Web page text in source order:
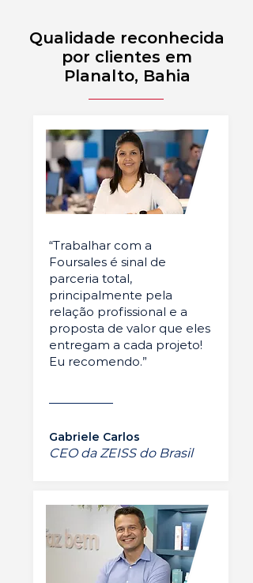
Qualidade reconhecida
por clientes em
Planalto, Bahia
“Trabalhar com a
Foursales é sinal de
parceria total,
principalmente pela
relação profissional e a
proposta de valor que eles
entregam a cada projeto!
Eu recomendo.”
Gabriele Carlos
CEO da ZEISS do Brasil